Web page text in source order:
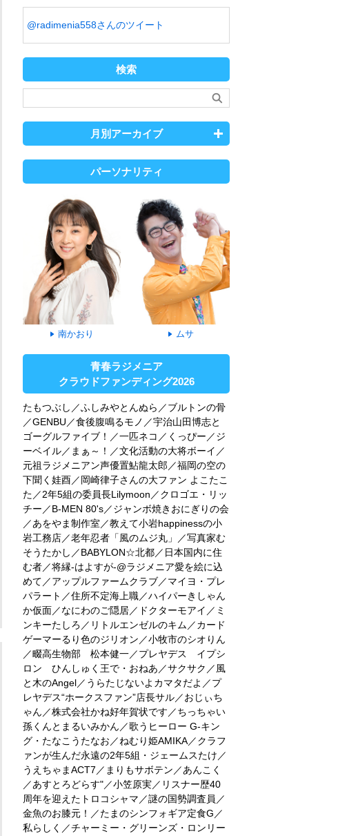
@radimenia558さんのツイート
検索
月別アーカイブ
パーソナリティ
南かおり ムサ
青春ラジメニア
クラウドファンディング2026
たもつぶし／ふしみやとんぬら／ブルトンの骨
／GENBU／食後腹鳴るモノ／宇治山田博志と
ゴーグルファイブ！／一匹ネコ／くっぴー／ジ
ーベイル／まぁ～！／文化活動の大将ボーイ／
元祖ラジメニアン声優置鮎龍太郎／福岡の空の
下聞く娃酉／岡崎律子さんの大ファン よこたこ
た／2年5組の委員長Lilymoon／クロゴエ・リッ
チー／B-MEN 80's／ジャンボ焼きおにぎりの会
／あをやま制作室／教えて小岩happinessの小
岩工務店／老年忍者「風のムジ丸」／写真家む
そうたかし／BABYLON☆北都／日本国内に住
む者／将縁-はよすが-@ラジメニア愛を絵に込
めて／アップルファームクラブ／マイヨ・プレ
パラート／住所不定海上職／ハイパーきしゃん
か仮面／なにわのご隠居／ドクターモアイ／ミ
ンキーたしろ／リトルエンゼルのキム／カード
ゲーマーるり色のジリオン／小牧市のシオりん
／畷高生物部 松本健一／プレヤデス イプシ
ロン ひんしゅく王で・おねあ／サクサク／風
と木のAngel／うらたじないよカマタだよ／プ
レヤデス“ホークスファン”店長サル／おじぃち
ゃん／株式会社かね好年賀状です／ちっちゃい
孫くんとまるいみかん／歌うヒーロー G-キン
グ・たなこうたなお／ねむり姫AMIKA／クラフ
ァンが生んだ永遠の2年5組・ジェームスたけ／
うえちゃまACT7／まりもサボテン／あんこく
／あすとろどらす"／小笠原実／リスナー歴40
周年を迎えたトロコシャマ／謎の国勢調査員／
金魚のお膝元！／たまのシンフォギア定食G／
私らしく／チャーミー・グリーンズ・ロンリー